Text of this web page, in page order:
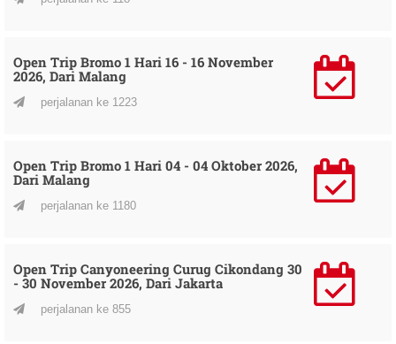
Open Trip Bromo 1 Hari 16 - 16 November
2026, Dari Malang
perjalanan ke 1223
Open Trip Bromo 1 Hari 04 - 04 Oktober 2026,
Dari Malang
perjalanan ke 1180
Open Trip Canyoneering Curug Cikondang 30
- 30 November 2026, Dari Jakarta
perjalanan ke 855